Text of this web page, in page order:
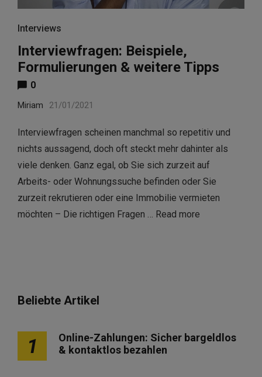
Interviews
Interviewfragen: Beispiele,
Formulierungen & weitere Tipps
0
Miriam 21/01/2021
Interviewfragen scheinen manchmal so repetitiv und
nichts aussagend, doch oft steckt mehr dahinter als
viele denken. Ganz egal, ob Sie sich zurzeit auf
Arbeits- oder Wohnungssuche befinden oder Sie
zurzeit rekrutieren oder eine Immobilie vermieten
möchten – Die richtigen Fragen … Read more
Beliebte Artikel
1
Online-Zahlungen: Sicher bargeldlos
& kontaktlos bezahlen